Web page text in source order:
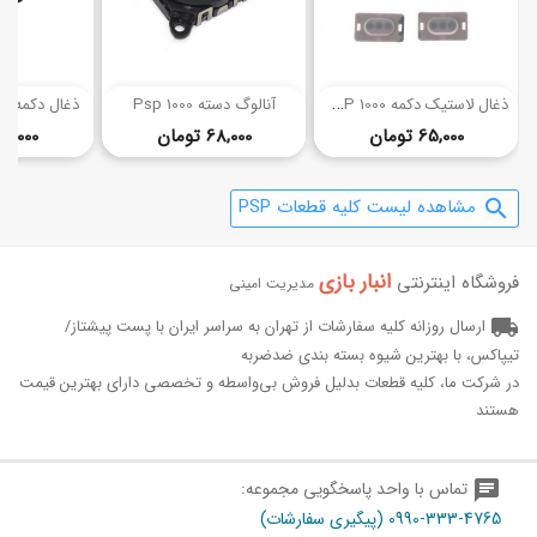
ذ
غال لاستیک دکمه PSP 1000
قیمت 65,000 تومان
آنالوگ دسته Psp 1000
قیمت 68,000 تومان
ذغال دکمه PSP 2000/3000
50,000
search مشاهده لیست کلیه قطعات PSP
فروشگاه اینترنتی انبار بازی‌ مدیریت امینی
local_shipping ارسال روزانه کلیه سفارشات از تهران به سراسر ایران با پست پیشتاز/
تیپاکس، با بهترین شیوه بسته بندی ضدضربه
در شرکت ما، کلیه قطعات بدلیل فروش بی‌واسطه و تخصصی دارای بهترین قیمت
هستند
chat تماس با واحد پاسخگویی مجموعه:
0990-333-4765 (پیگیری سفارشات)